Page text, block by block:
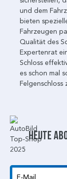
und dem
bieten
Fahrzeugen
Qualität des
Expertenrat
Schloss
es schon mal
Felgenschloss
Heute